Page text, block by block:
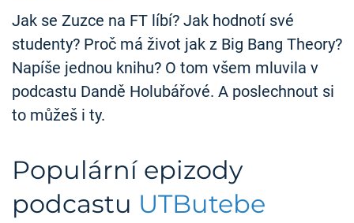
Jak se Zuzce na FT líbí? Jak hodnotí své
studenty? Proč má život jak z Big Bang Theory?
Napíše jednou knihu? O tom všem mluvila v
podcastu Dandě Holubářové. A poslechnout si
to můžeš i ty.
Populární epizody
podcastu UTButebe